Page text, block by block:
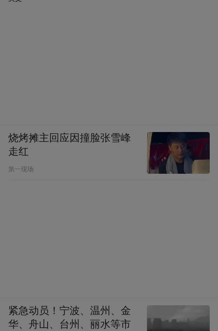
烧烤摊主回应因撞脸张雪峰
走红
第一现场
紧急动员！宁波、温州、金
华、舟山、台州、丽水等市